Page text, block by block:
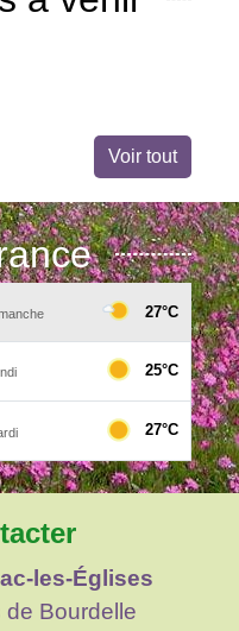
Voir tout
les-Églises
Bourdelle